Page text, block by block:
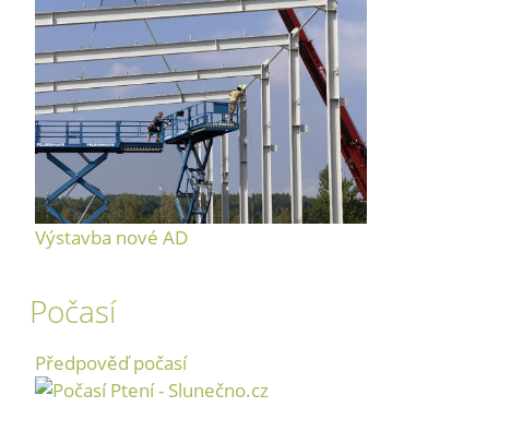
Výstavba nové AD
Počasí
Předpověď počasí